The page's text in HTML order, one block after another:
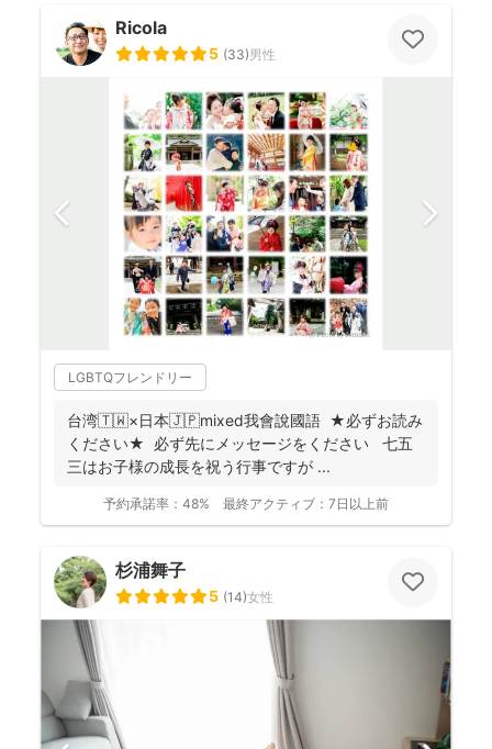
Ricola
5 (33)男性
LGBTQフレンドリー
台湾🇹🇼×日本🇯🇵mixed我會說國語 ★必ずお読み
ください★ 必ず先にメッセージをください 七五
三はお子様の成長を祝う行事ですが ...
予約承諾率： 48% 最終アクティブ： 7日以上前
杉浦舞子
5 (14)女性